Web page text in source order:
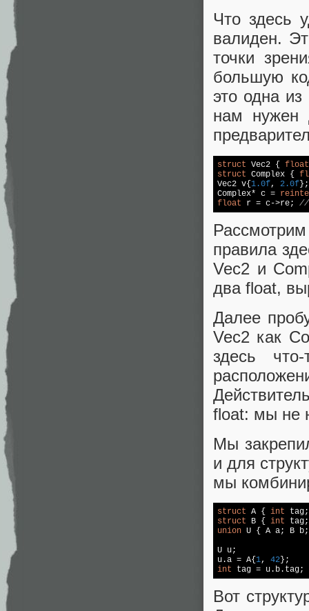
Что здесь
валиден.
точки
большую
это одна
нам нужен
struct Vec2 { float
struct Complex {
Vec2 v{1.0f, 2.0f};
Complex* c =
float r = c->re; //
правила
Vec2 и
два float,
Далее
Vec2 как
здесь
float: мы не
Мы
и для
мы
struct A { int
struct B { int
union U { A a; B
U u;
u.a = A{ 1, 42
int tag = u.b.tag;
Вот